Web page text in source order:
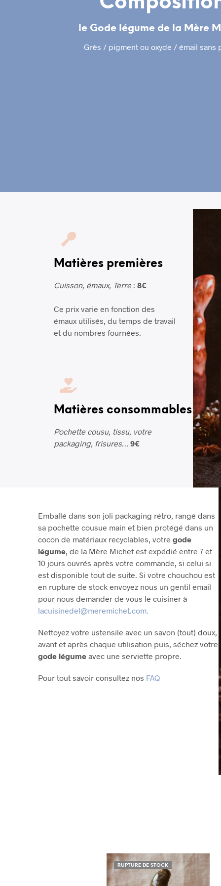
le Gode légume de la Mère
Grès / pigment ou oxyde / émail sans
Matières premières
Cuisson, émaux, Terre:8€
Ce prix varie en fonction des
émaux utilisés, du temps de travail
et du nombres fournées.
Matières consommables
Pochette cousu, tissu, votre
packaging, frisures… 9€
Emballé dans son joli packaging rétro, rangé dans
sa pochette cousue main et bien protégé dans un
cocon de matériaux recyclables, votre gode
légume, de la Mère Michet est expédié entre 7 et
10 jours ouvrés après votre commande, si celui si
est disponible tout de suite. Si votre chouchou est
en rupture de stock envoyez nous un gentil email
pour nous demander de vous le cuisiner à
lacuisinedel@meremichet.com.
Nettoyez votre ustensile avec un savon (tout) doux,
avant et après chaque utilisation puis, séchez votre
gode légume avec une serviette propre.
Pour tout savoir consultez nos FAQ
RUPTURE DE STOCK